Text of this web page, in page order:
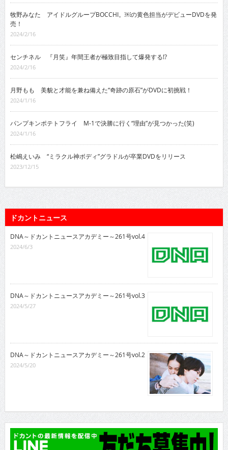
牧野みなた アイドルグループBOCCHI。￼の黄色担当がデビューDVDを発
売！
2024/2/16
センチネル 『月笑』年間王者が極致目指して爆発する!?
2024/2/16
月野もも 美貌と才能を兼ね備えた“奇跡の原石”がDVDに初挑戦！
2024/1/16
パンプキンポテトフライ M-1で決勝に行く“理由”が見つかった(笑)
2024/1/16
松嶋えいみ “ミラクル神ボディ”グラドルが卒業DVDをリリース
2023/12/15
ドカントニュース
DNA～ドカントニュースアカデミー～261号vol.4
2024/6/3
DNA～ドカントニュースアカデミー～261号vol.3
2024/5/27
DNA～ドカントニュースアカデミー～261号vol.2
2024/5/20